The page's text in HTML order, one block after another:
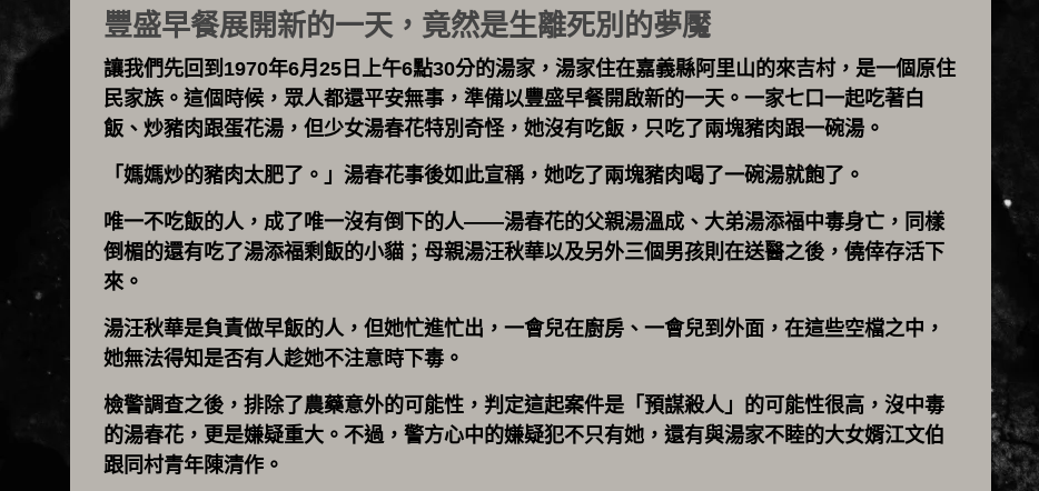
豐盛早餐展開新的一天，竟然是生離死別的夢魘
讓我們先回到1970年6月25日上午6點30分的湯家，湯家住在嘉義縣阿里山的來吉村，是一個原住
民家族。這個時候，眾人都還平安無事，準備以豐盛早餐開啟新的一天。一家七口一起吃著白
飯、炒豬肉跟蛋花湯，但少女湯春花特別奇怪，她沒有吃飯，只吃了兩塊豬肉跟一碗湯。
「媽媽炒的豬肉太肥了。」湯春花事後如此宣稱，她吃了兩塊豬肉喝了一碗湯就飽了。
唯一不吃飯的人，成了唯一沒有倒下的人——湯春花的父親湯溫成、大弟湯添福中毒身亡，同樣
倒楣的還有吃了湯添福剩飯的小貓；母親湯汪秋華以及另外三個男孩則在送醫之後，僥倖存活下
來。
湯汪秋華是負責做早飯的人，但她忙進忙出，一會兒在廚房、一會兒到外面，在這些空檔之中，
她無法得知是否有人趁她不注意時下毒。
檢警調查之後，排除了農藥意外的可能性，判定這起案件是「預謀殺人」的可能性很高，沒中毒
的湯春花，更是嫌疑重大。不過，警方心中的嫌疑犯不只有她，還有與湯家不睦的大女婿江文伯
跟同村青年陳清作。